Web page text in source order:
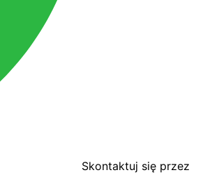
Skontaktuj się przez